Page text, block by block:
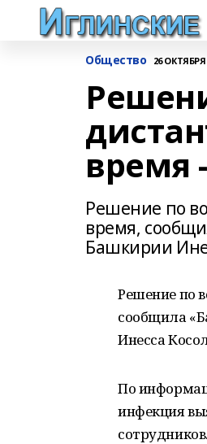
Общество 26 ОКТЯБРЯ
время
Решение по
время,
Башкирии
Решение по
сообщила
Инесса
По
инфекция
сотрудников.